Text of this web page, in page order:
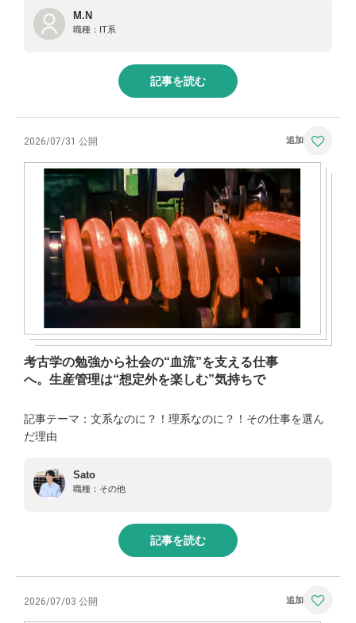
M.N
職種： IT系
記事を読む
2026/07/31 公開
考古学の勉強から社会の“血流”を支える仕事
へ。生産管理は“想定外を楽しむ”気持ちで
記事テーマ：文系なのに？！理系なのに？！その仕事を選ん
だ理由
Sato
職種： その他
記事を読む
2026/07/03 公開